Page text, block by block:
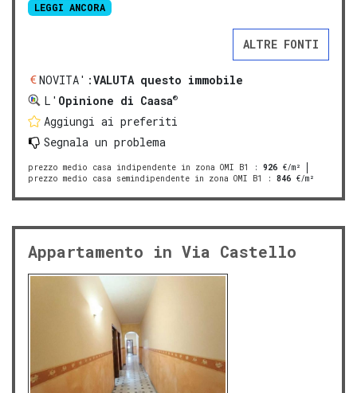
LEGGI ANCORA
ALTRE FONTI
NOVITA':VALUTA questo immobile
L' Opinione di Caasa®
Aggiungi ai preferiti
Segnala un problema
prezzo medio casa indipendente in zona OMI B1 : 926 €/m²
prezzo medio casa semindipendente in zona OMI B1
: 846 €/m²
Appartamento in Via Castello